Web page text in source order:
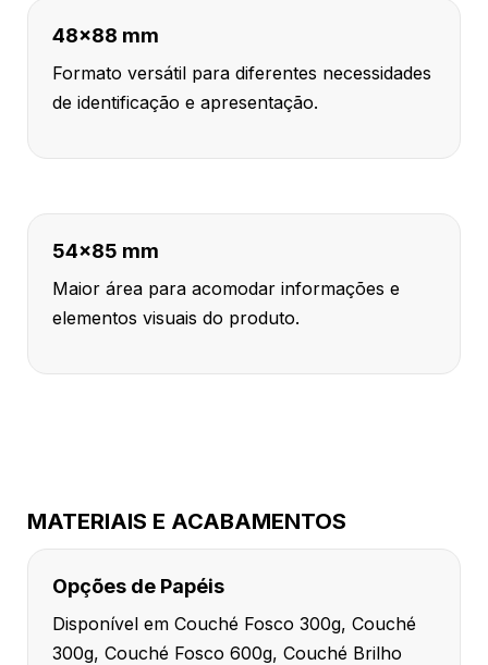
48x88 mm
Formato versátil para diferentes necessidades
de identificação e apresentação.
54x85 mm
Maior área para acomodar informações e
elementos visuais do produto.
MATERIAIS E ACABAMENTOS
Opções de Papéis
Disponível em Couché Fosco 300g, Couché
300g, Couché Fosco 600g, Couché Brilho